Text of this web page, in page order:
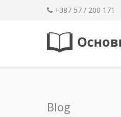
+387 57 / 200 171
Blog